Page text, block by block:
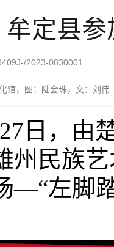
牟定县
2023-0830001
馆，图：陆会珠，文：刘伟
日，由
州民族
—“左脚